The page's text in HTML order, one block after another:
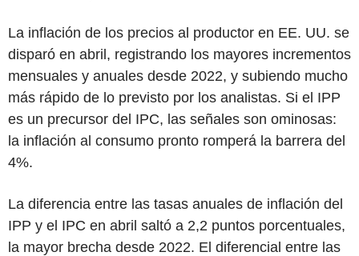
La inflación de los precios al productor en EE. UU. se
disparó en abril, registrando los mayores incrementos
mensuales y anuales desde 2022, y subiendo mucho
más rápido de lo previsto por los analistas. Si el IPP
es un precursor del IPC, las señales son ominosas:
la inflación al consumo pronto romperá la barrera del
4%.
La diferencia entre las tasas anuales de inflación del
IPP y el IPC en abril saltó a 2,2 puntos porcentuales,
la mayor brecha desde 2022. El diferencial entre las